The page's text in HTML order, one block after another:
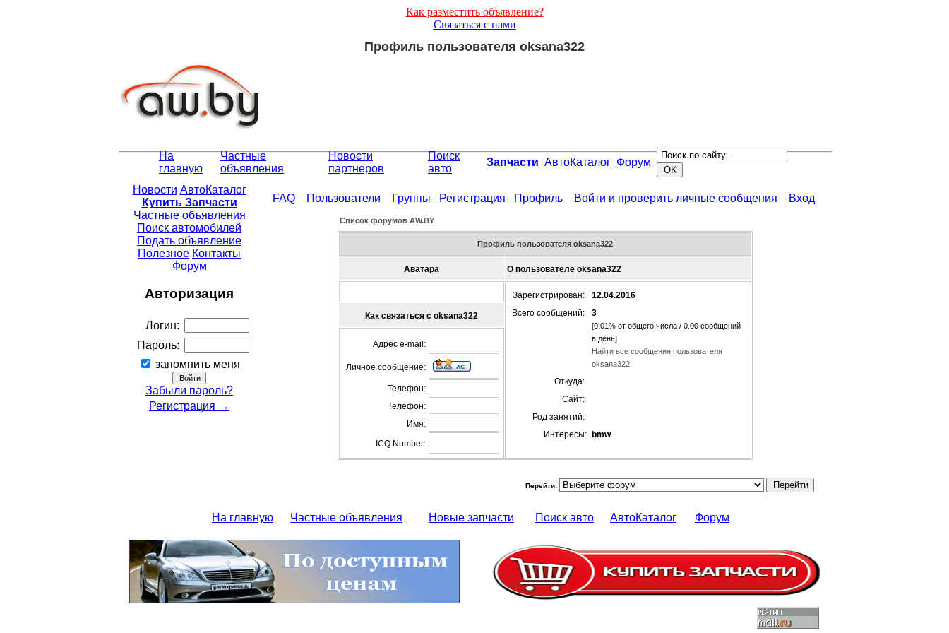
Как разместить объявление?
Связаться с нами
Профиль пользователя oksana322
На
главную
Частные
объявления
Новости
партнеров
Поиск
авто
Запчасти АвтоКаталог Форум
Новости АвтоКаталог
Купить Запчасти
Частные объявления
Поиск автомобилей
Подать объявление
Полезное Контакты
Форум
Авторизация
Логин:
Пароль:
запомнить меня
Забыли пароль?
Регистрация →
FAQ Пользователи Группы Регистрация Профиль Войти и проверить личные сообщения Вход
Список форумов АW.BY
Профиль пользователя oksana322
Аватара О пользователе oksana322
Зарегистрирован:
12.04.2016
Всего сообщений:
3
[0.01% от общего числа / 0.00 сообщений
в день]
Найти все сообщения пользователя
oksana322
Откуда:
Сайт:
Род занятий:
Интересы:
bmw
Как связаться с oksana322
Адрес e-mail:
Личное сообщение:
Телефон:
Телефон:
Имя:
ICQ Number:
Перейти:
На главную Частные объявления Новые запчасти Поиск авто АвтоКаталог Форум